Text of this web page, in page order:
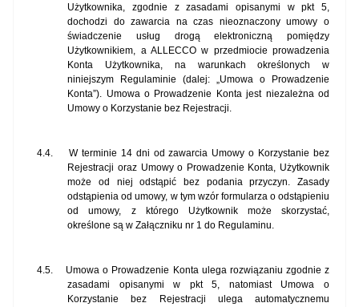
Użytkownika, zgodnie z zasadami opisanymi w pkt 5,
dochodzi do zawarcia na czas nieoznaczony umowy o
świadczenie usług drogą elektroniczną pomiędzy
Użytkownikiem, a ALLECCO w przedmiocie prowadzenia
Konta Użytkownika, na warunkach określonych w
niniejszym Regulaminie (dalej: „Umowa o Prowadzenie
Konta”). Umowa o Prowadzenie Konta jest niezależna od
Umowy o Korzystanie bez Rejestracji.
4.4.
W terminie 14 dni od zawarcia Umowy o Korzystanie bez
Rejestracji oraz Umowy o Prowadzenie Konta, Użytkownik
może od niej odstąpić bez podania przyczyn. Zasady
odstąpienia od umowy, w tym wzór formularza o odstąpieniu
od umowy, z którego Użytkownik może skorzystać,
określone są w Załączniku nr 1 do Regulaminu.
4.5.
Umowa o Prowadzenie Konta ulega rozwiązaniu zgodnie z
zasadami opisanymi w pkt 5, natomiast Umowa o
Korzystanie bez Rejestracji ulega automatycznemu